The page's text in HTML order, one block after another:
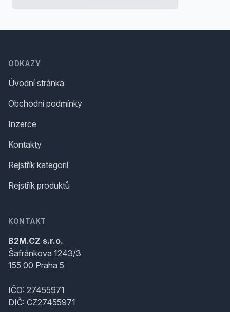
ODKAZY
Úvodní stránka
Obchodní podmínky
Inzerce
Kontakty
Rejstřík kategorií
Rejstřík produktů
KONTAKT
B2M.CZ s.r.o.
Šafránkova 1243/3
155 00 Praha 5
IČO: 27455971
DIČ: CZ27455971